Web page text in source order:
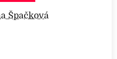
Špačková